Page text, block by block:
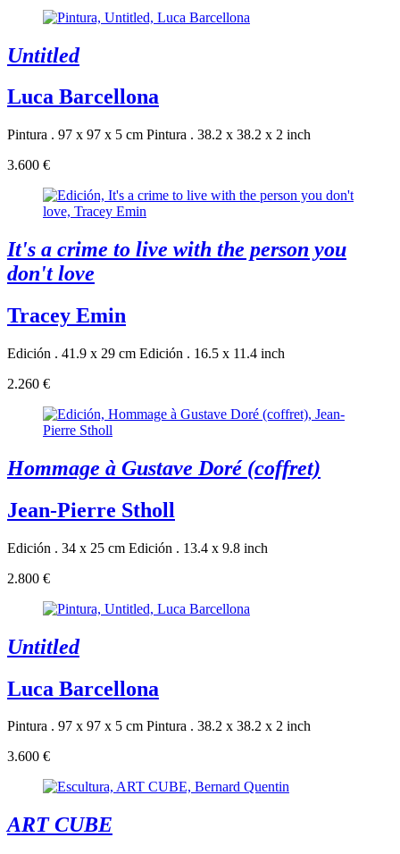
Untitled
Luca Barcellona
Pintura . 97 x 97 x 5 cm Pintura . 38.2 x 38.2 x 2 inch
3.600 €
It's a crime to live with the person you
don't love
Tracey Emin
Edición . 41.9 x 29 cm Edición . 16.5 x 11.4 inch
2.260 €
Hommage à Gustave Doré (coffret)
Jean-Pierre Stholl
Edición . 34 x 25 cm Edición . 13.4 x 9.8 inch
2.800 €
Untitled
Luca Barcellona
Pintura . 97 x 97 x 5 cm Pintura . 38.2 x 38.2 x 2 inch
3.600 €
ART CUBE